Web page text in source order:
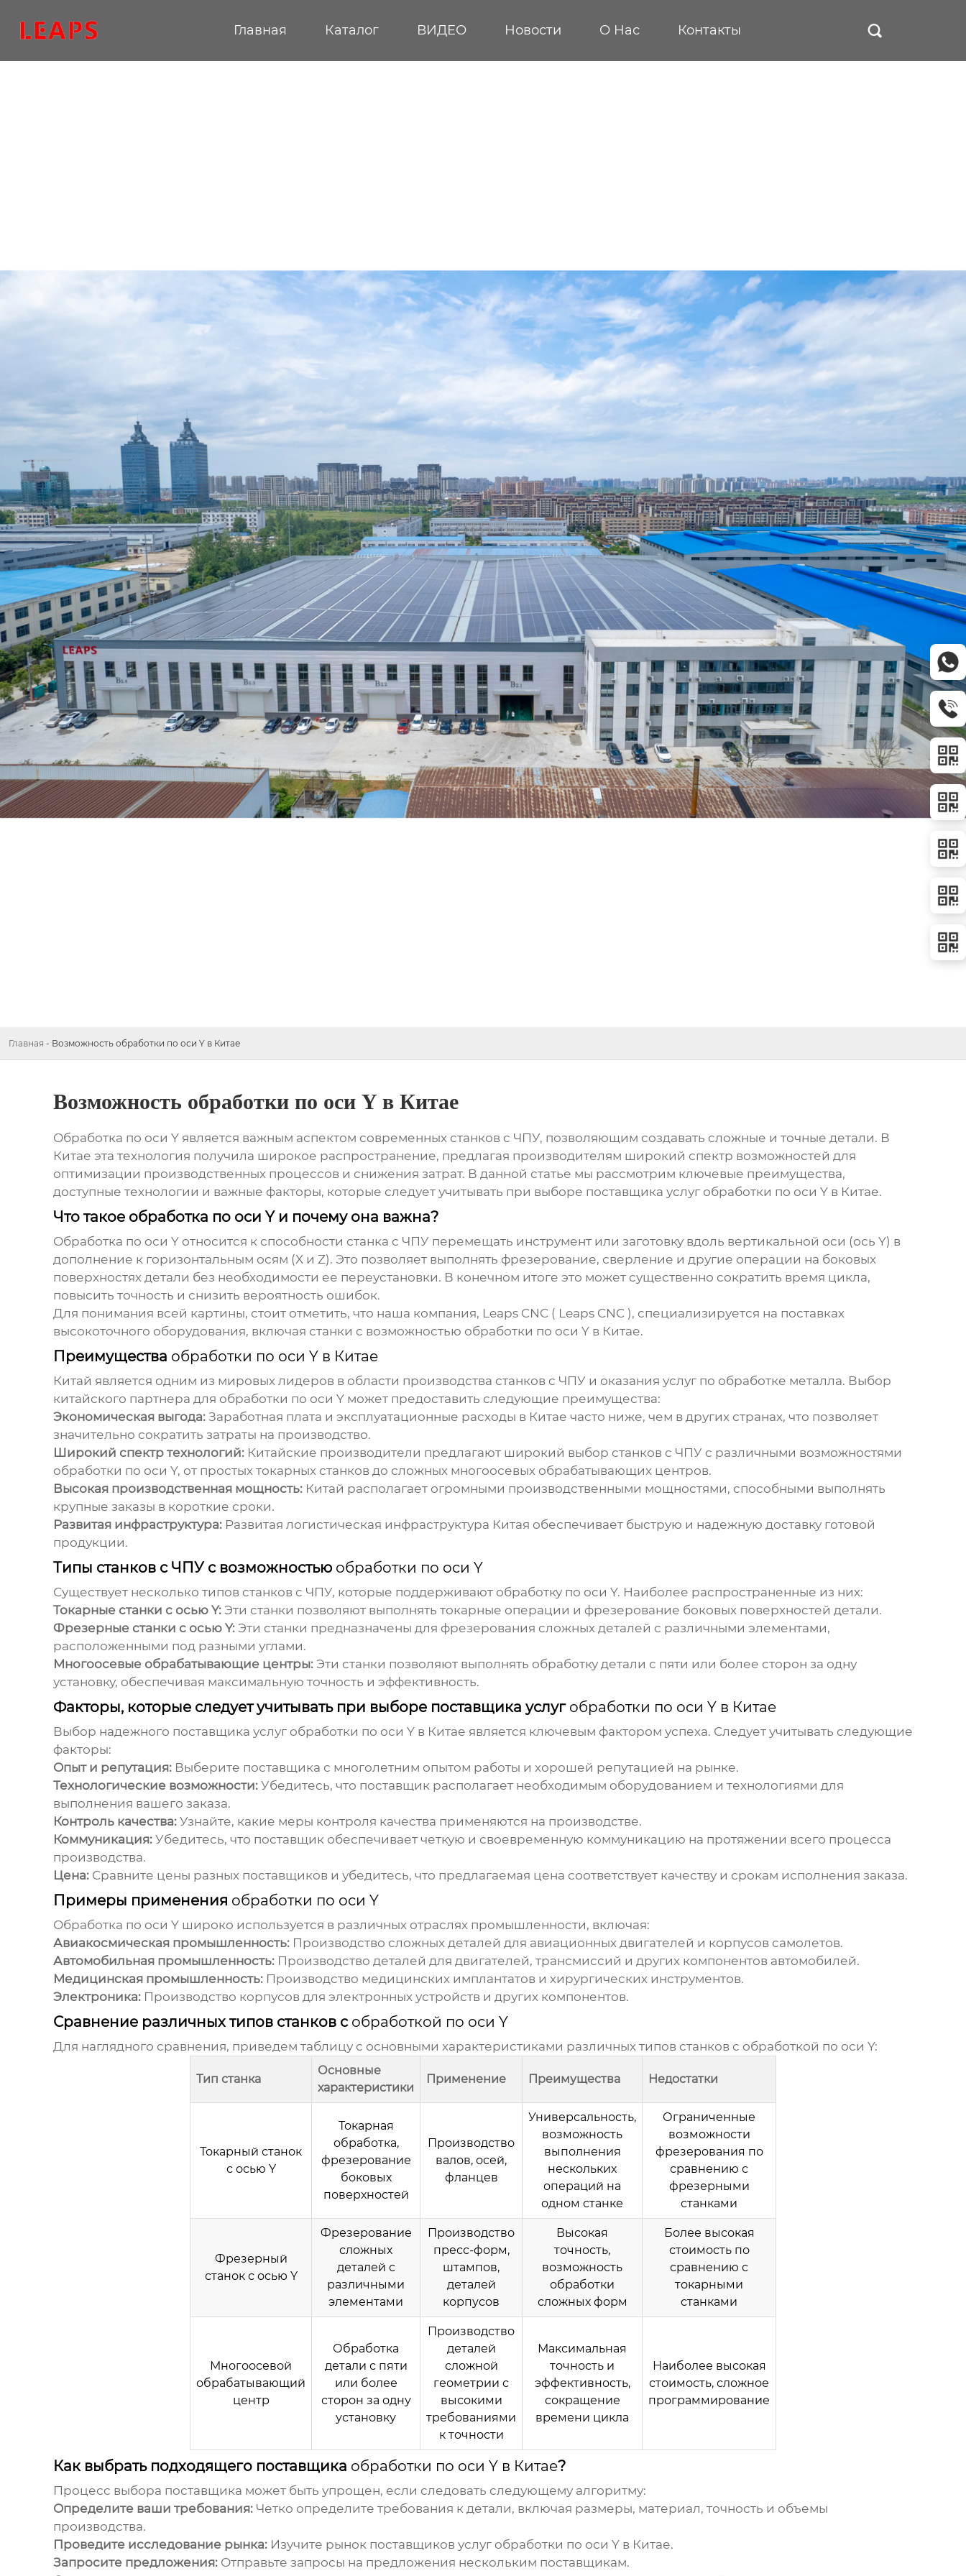
Главная Каталог ВИДЕО Новости О Hас Контакты 
Главная - Возможность обработки по оси Y в Китае
Возможность обработки по оси Y в Китае
Обработка по оси Y является важным аспектом современных станков с ЧПУ, позволяющим создавать сложные и точные детали. В
Китае эта технология получила широкое распространение, предлагая производителям широкий спектр возможностей для
оптимизации производственных процессов и снижения затрат. В данной статье мы рассмотрим ключевые преимущества,
доступные технологии и важные факторы, которые следует учитывать при выборе поставщика услуг обработки по оси Y в Китае.
Что такое обработка по оси Y и почему она важна?
Обработка по оси Y относится к способности станка с ЧПУ перемещать инструмент или заготовку вдоль вертикальной оси (ось Y) в
дополнение к горизонтальным осям (X и Z). Это позволяет выполнять фрезерование, сверление и другие операции на боковых
поверхностях детали без необходимости ее переустановки. В конечном итоге это может существенно сократить время цикла,
повысить точность и снизить вероятность ошибок.
Для понимания всей картины, стоит отметить, что наша компания, Leaps CNC ( Leaps CNC), специализируется на поставках
высокоточного оборудования, включая станки с возможностью обработки по оси Y в Китае.
Преимущества обработки по оси Y в Китае
Китай является одним из мировых лидеров в области производства станков с ЧПУ и оказания услуг по обработке металла. Выбор
китайского партнера для обработки по оси Yможет предоставить следующие преимущества:
Экономическая выгода:Заработная плата и эксплуатационные расходы в Китае часто ниже, чем в других странах, что позволяет
значительно сократить затраты на производство.
Широкий спектр технологий:Китайские производители предлагают широкий выбор станков с ЧПУ с различными возможностями
обработки по оси Y, от простых токарных станков до сложных многоосевых обрабатывающих центров.
Высокая производственная мощность:Китай располагает огромными производственными мощностями, способными выполнять
крупные заказы в короткие сроки.
Развитая инфраструктура:Развитая логистическая инфраструктура Китая обеспечивает быструю и надежную доставку готовой
продукции.
Типы станков с ЧПУ с возможностью обработки по оси Y
Существует несколько типов станков с ЧПУ, которые поддерживают обработку по оси Y. Наиболее распространенные из них:
Токарные станки с осью Y:Эти станки позволяют выполнять токарные операции и фрезерование боковых поверхностей детали.
Фрезерные станки с осью Y:Эти станки предназначены для фрезерования сложных деталей с различными элементами,
расположенными под разными углами.
Многоосевые обрабатывающие центры:Эти станки позволяют выполнять обработку детали с пяти или более сторон за одну
установку, обеспечивая максимальную точность и эффективность.
Факторы, которые следует учитывать при выборе поставщика услуг обработки по оси Y в Китае
Выбор надежного поставщика услуг обработки по оси Y в Китае является ключевым фактором успеха. Следует учитывать следующие
факторы:
Опыт и репутация:Выберите поставщика с многолетним опытом работы и хорошей репутацией на рынке.
Технологические возможности:Убедитесь, что поставщик располагает необходимым оборудованием и технологиями для
выполнения вашего заказа.
Контроль качества:Узнайте, какие меры контроля качества применяются на производстве.
Коммуникация:Убедитесь, что поставщик обеспечивает четкую и своевременную коммуникацию на протяжении всего процесса
производства.
Цена:Сравните цены разных поставщиков и убедитесь, что предлагаемая цена соответствует качеству и срокам исполнения заказа.
Примеры применения обработки по оси Y
Обработка по оси Yшироко используется в различных отраслях промышленности, включая:
Авиакосмическая промышленность:Производство сложных деталей для авиационных двигателей и корпусов самолетов.
Автомобильная промышленность:Производство деталей для двигателей, трансмиссий и других компонентов автомобилей.
Медицинская промышленность:Производство медицинских имплантатов и хирургических инструментов.
Электроника:Производство корпусов для электронных устройств и других компонентов.
Сравнение различных типов станков с обработкой по оси Y
Для наглядного сравнения, приведем таблицу с основными характеристиками различных типов станков с обработкой по оси Y:
Тип станка
Основные
характеристики
Применение Преимущества Недостатки
Токарный станок
с осью Y
Токарная
обработка,
фрезерование
боковых
поверхностей
Производство
валов, осей,
фланцев
Универсальность,
возможность
выполнения
нескольких
операций на
одном станке
Ограниченные
возможности
фрезерования по
сравнению с
фрезерными
станками
Фрезерный
станок с осью Y
Фрезерование
сложных
деталей с
различными
элементами
Производство
пресс-форм,
штампов,
деталей
корпусов
Высокая
точность,
возможность
обработки
сложных форм
Более высокая
стоимость по
сравнению с
токарными
станками
Многоосевой
обрабатывающий
центр
Обработка
детали с пяти
или более
сторон за одну
установку
Производство
деталей
сложной
геометрии с
высокими
требованиями
к точности
Максимальная
точность и
эффективность,
сокращение
времени цикла
Наиболее высокая
стоимость, сложное
программирование
Как выбрать подходящего поставщика обработки по оси Y в Китае?
Процесс выбора поставщика может быть упрощен, если следовать следующему алгоритму:
Определите ваши требования:Четко определите требования к детали, включая размеры, материал, точность и объемы
производства.
Проведите исследование рынка:Изучите рынок поставщиков услуг обработки по оси Y в Китае.
Запросите предложения:Отправьте запросы на предложения нескольким поставщикам.